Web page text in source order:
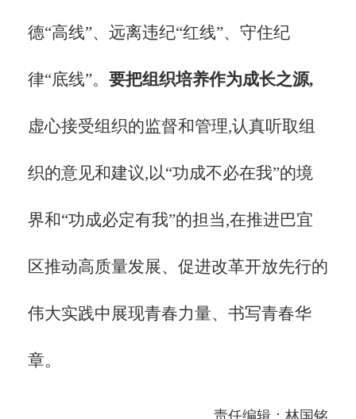
德“高线”、远离违纪“红线”、守住纪
律“底线”。 要把组织培养作为成长之源,
虚心接受组织的监督和管理,认真听取组
织的意见和建议,以“功成不必在我”的境
界和“功成必定有我”的担当,在推进巴宜
区推动高质量发展、促进改革开放先行的
伟大实践中展现青春力量、书写青春华
章。
责任编辑：林国铭